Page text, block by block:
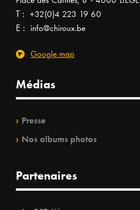
T : +32(0)4 223 19 60
E : info@chiroux.be
Google map
Médias
Presse
Nos albums photos
Partenaires